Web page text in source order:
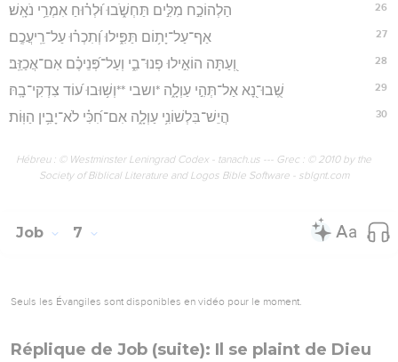
26 הַלְהוֹכַ֣ח מִלִּ֣ים תַּחְשֹׁ֑בוּ וּ֝לְר֗וּחַ אִמְרֵ֥י נֹאָֽשׁ׃
27 אַף־עַל־יָת֥וֹם תַּפִּ֑ילוּ וְ֝תִכְר֗וּ עַל־רֵֽיעֲכֶֽם׃
28 וְ֭עַתָּה הוֹאִ֣ילוּ פְנוּ־בִ֑י וְעַל־פְּ֝נֵיכֶ֗ם אִם־אֲכַזֵּֽב׃
29 שֻֽׁבוּ־נָ֭א אַל־תְּהִ֣י עַוְלָ֑ה *ושבי **וְשׁ֥וּבוּ ע֝וֹד צִדְקִי־בָֽהּ׃
30 הֲיֵשׁ־בִּלְשׁוֹנִ֥י עַוְלָ֑ה אִם־חִ֝כִּ֗י לֹא־יָבִ֥ין הַוּֽוֹת׃
Hébreu : © Westminster Leningrad Codex - tanach.us --- Grec : © 2010 by the
Society of Biblical Literature and Logos Bible Software - sblgnt.com
Job 7
Seuls les Évangiles sont disponibles en vidéo pour le moment.
Réplique de Job (suite): Il se plaint de Dieu